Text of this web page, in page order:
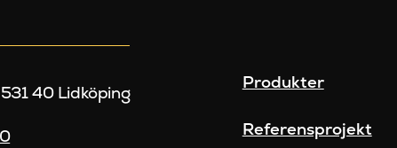
40 Lidköping
Produkter
Referensprojekt